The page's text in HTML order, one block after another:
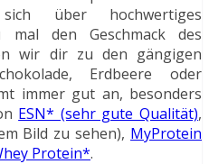
über hochwertiges
mal den Geschmack des
wir dir zu den gängigen
Erdbeere oder
immer gut an, besonders
ESN* (sehr gute Qualität),
Bild zu sehen), MyProtein
Protein*.